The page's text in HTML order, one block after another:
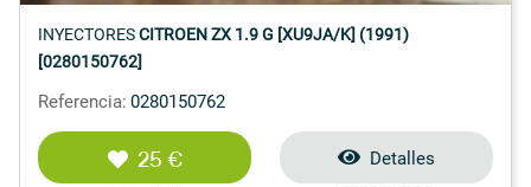
INYECTORESCITROEN ZX 1.9 G [XU9JA/K] (1991)
[0280150762]
Referencia: 0280150762
25 € Detalles